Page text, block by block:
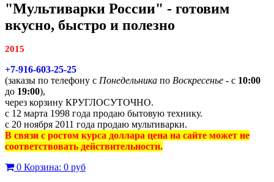
"Мультиварки России" - готовим
вкусно, быстро и полезно
2015
+7-916-603-25-25
(заказы по телефону с Понедельника по Воскресенье - с 10:00
до 19:00),
через корзину КРУГЛОСУТОЧНО.
с 12 марта 1998 года продаю бытовую технику.
с 20 ноября 2011 года продаю мультиварки.
В связи с ростом курса доллара цена на сайте может не
соответствовать действительности.
0 Корзина: 0 руб